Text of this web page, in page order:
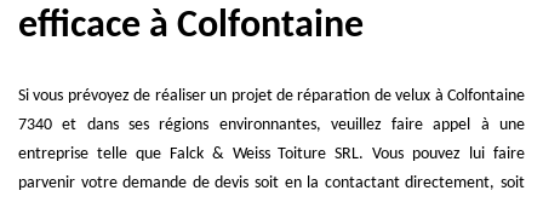
efficace à Colfontaine
Si vous prévoyez de réaliser un projet de réparation de velux à Colfontaine
7340 et dans ses régions environnantes, veuillez faire appel à une
entreprise telle que Falck & Weiss Toiture SRL. Vous pouvez lui faire
parvenir votre demande de devis soit en la contactant directement, soit